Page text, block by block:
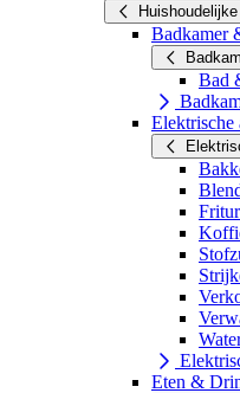
Badkamer
Bad
Elektrische
Eten &